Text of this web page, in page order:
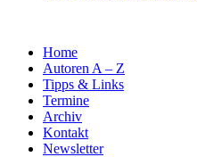
Home
Autoren A – Z
Tipps & Links
Termine
Archiv
Kontakt
Newsletter